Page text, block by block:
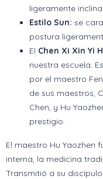
ligeramente
Estilo Sun: se
postura
El Chen Xi Xin Yi
nuestra escuela.
por el maestro
de sus maestros,
Chen, y Hu
prestigio.
El maestro Hu Yaozhen
interna, la medicina
Transmitió a su